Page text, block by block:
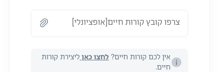
צרפו קובץ קורות חיים[אופציונלי]
אין לכם קורות חיים? לחצו כאן ליצירת קורות
חיים.